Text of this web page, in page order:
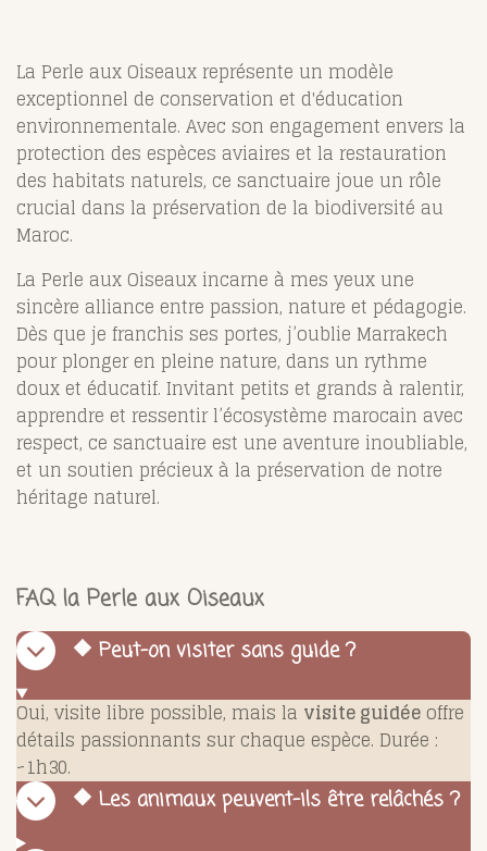
La Perle aux Oiseaux représente un modèle
exceptionnel de conservation et d'éducation
environnementale. Avec son engagement envers la
protection des espèces aviaires et la restauration
des habitats naturels, ce sanctuaire joue un rôle
crucial dans la préservation de la biodiversité au
Maroc.
La Perle aux Oiseaux incarne à mes yeux une
sincère alliance entre passion, nature et pédagogie.
Dès que je franchis ses portes, j’oublie Marrakech
pour plonger en pleine nature, dans un rythme
doux et éducatif. Invitant petits et grands à ralentir,
apprendre et ressentir l’écosystème marocain avec
respect, ce sanctuaire est une aventure inoubliable,
et un soutien précieux à la préservation de notre
héritage naturel.
FAQ la Perle aux Oiseaux
🔶 Peut-on visiter sans guide ?
Oui, visite libre possible, mais la visite guidée offre
détails passionnants sur chaque espèce. Durée :
~1h30.
🔶 Les animaux peuvent-ils être relâchés ?